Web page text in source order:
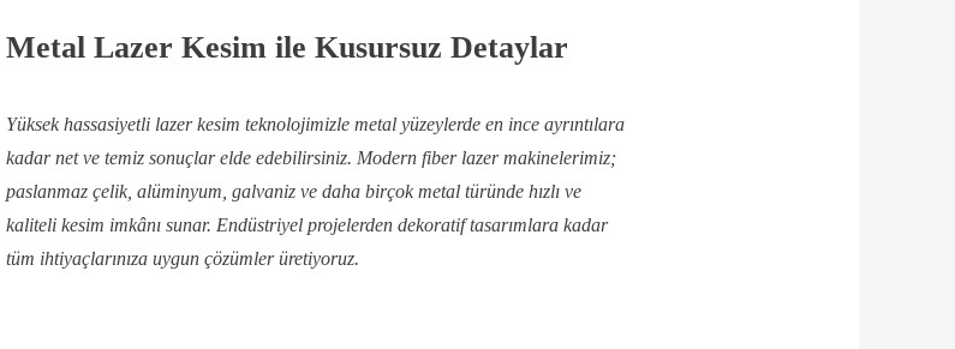
Metal Lazer Kesim ile Kusursuz Detaylar
Yüksek hassasiyetli lazer kesim teknolojimizle metal yüzeylerde en ince ayrıntılara
kadar net ve temiz sonuçlar elde edebilirsiniz. Modern fiber lazer makinelerimiz;
paslanmaz çelik, alüminyum, galvaniz ve daha birçok metal türünde hızlı ve
kaliteli kesim imkânı sunar. Endüstriyel projelerden dekoratif tasarımlara kadar
tüm ihtiyaçlarınıza uygun çözümler üretiyoruz.